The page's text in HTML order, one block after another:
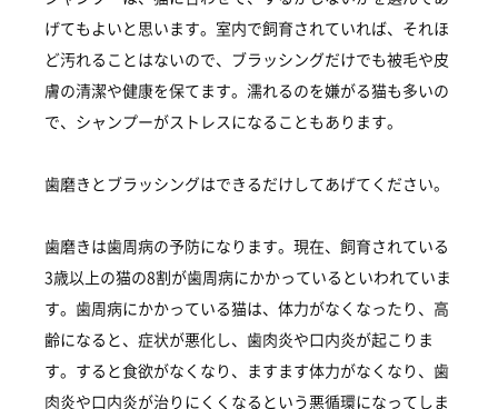
げてもよいと思います。室内で飼育されていれば、それほ
ど汚れることはないので、ブラッシングだけでも被毛や皮
膚の清潔や健康を保てます。濡れるのを嫌がる猫も多いの
で、シャンプーがストレスになることもあります。
歯磨きとブラッシングはできるだけしてあげてください。
歯磨きは歯周病の予防になります。現在、飼育されている
3歳以上の猫の8割が歯周病にかかっているといわれていま
す。歯周病にかかっている猫は、体力がなくなったり、高
齢になると、症状が悪化し、歯肉炎や口内炎が起こりま
す。すると食欲がなくなり、ますます体力がなくなり、歯
肉炎や口内炎が治りにくくなるという悪循環になってしま